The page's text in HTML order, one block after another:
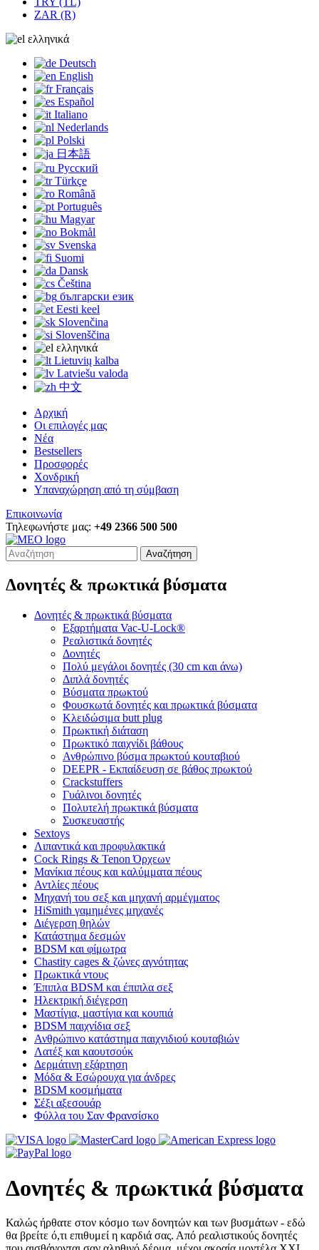
ZAR (R)
ελληνικά
Deutsch
English
Français
Español
Italiano
Nederlands
Polski
日本語
Русский
Türkçe
Română
Português
Magyar
Bokmål
Svenska
Suomi
Dansk
Čeština
български език
Eesti keel
Slovenčina
Slovenščina
ελληνικά
Lietuvių kalba
Latviešu valoda
中文
Αρχική
Οι επιλογές μας
Νέα
Bestsellers
Προσφορές
Χονδρική
Υπαναχώρηση από τη σύμβαση
Επικοινωνία
Τηλεφωνήστε μας: +49 2366 500 500
Αναζήτηση
Δονητές & πρωκτικά βύσματα
Δονητές & πρωκτικά βύσματα
Εξαρτήματα Vac-U-Lock®
Ρεαλιστικά δονητές
Δονητές
Πολύ μεγάλοι δονητές (30 cm και άνω)
Διπλά δονητές
Βύσματα πρωκτού
Φουσκωτά δονητές και πρωκτικά βύσματα
Κλειδώσιμα butt plug
Πρωκτική διάταση
Πρωκτικό παιχνίδι βάθους
Ανθρώπινο βύσμα πρωκτού κουταβιού
DEEPR - Εκπαίδευση σε βάθος πρωκτού
Crackstuffers
Γυάλινοι δονητές
Πολυτελή πρωκτικά βύσματα
Συσκευαστής
Sextoys
Λιπαντικά και προφυλακτικά
Cock Rings & Tenon Όρχεων
Μανίκια πέους και καλύμματα πέους
Αντλίες πέους
Μηχανή του σεξ και μηχανή αρμέγματος
HiSmith γαμημένες μηχανές
Διέγερση θηλών
Κατάστημα δεσμών
BDSM και φίμωτρα
Chastity cages & ζώνες αγνότητας
Πρωκτικά ντους
Έπιπλα BDSM και έπιπλα σεξ
Ηλεκτρική διέγερση
Μαστίγια, μαστίγια και κουπιά
BDSM παιχνίδια σεξ
Ανθρώπινο κατάστημα παιχνιδιού κουταβιών
Λατέξ και καουτσούκ
Δερμάτινη εξάρτηση
Μόδα & Εσώρουχα για άνδρες
BDSM κοσμήματα
Σέξι αξεσουάρ
Φύλλα του Σαν Φρανσίσκο
Δονητές & πρωκτικά βύσματα
Καλώς ήρθατε στον κόσμο των δονητών και των βυσμάτων - εδώ
θα βρείτε ό,τι επιθυμεί η καρδιά σας. Από ρεαλιστικούς δονητές